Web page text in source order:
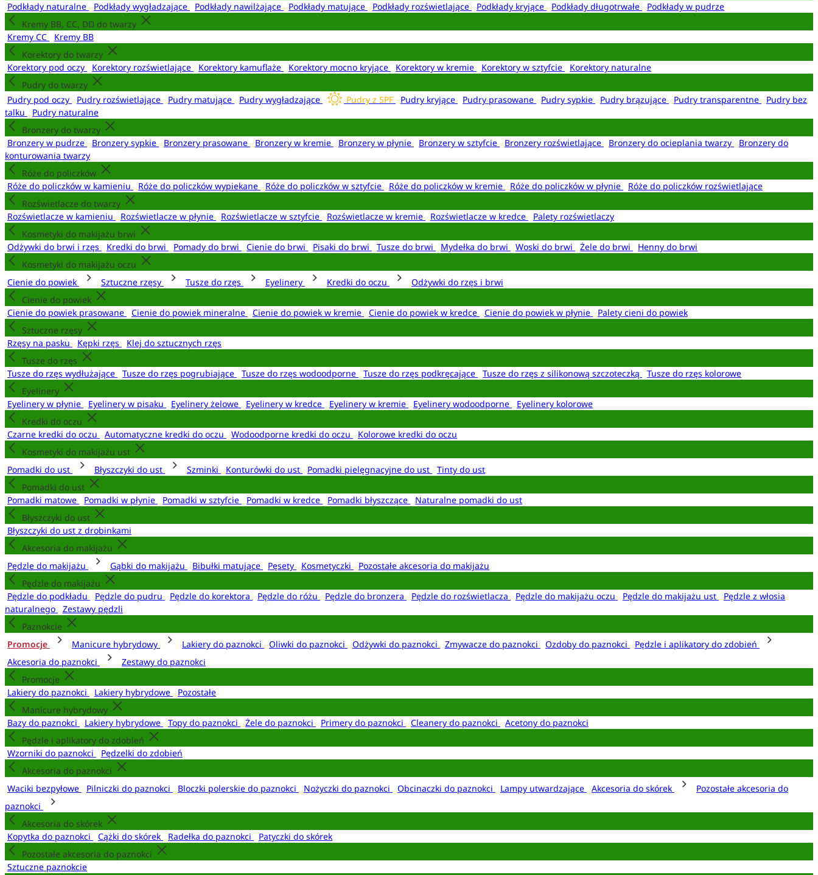
Podkłady naturalne
Podkłady wygładzające Podkłady nawilżające Podkłady matujące Podkłady rozświetlające Podkłady kryjące Podkłady długotrwałe
Podkłady w pudrze
Kremy BB, CC, DD do twarzy
Kremy CC
Kremy BB
Korektory do twarzy
Korektory pod oczy
Korektory rozświetlające Korektory kamuflaże Korektory mocno kryjące Korektory w kremie Korektory w sztyfcie
Korektory naturalne
Pudry do twarzy
Pudry pod oczy
Pudry rozświetlające Pudry matujące Pudry wygładzające Pudry z SPF Pudry kryjące Pudry prasowane Pudry sypkie Pudry brązujące Pudry transparentne
Pudry bez
talku
Pudry naturalne
Bronzery do twarzy
Bronzery w pudrze
Bronzery sypkie Bronzery prasowane Bronzery w kremie Bronzery w płynie Bronzery w sztyfcie Bronzery rozświetlające Bronzery do ocieplania twarzy
Bronzery do
konturowania twarzy
Róże do policzków
Róże do policzków w kamieniu
Róże do policzków wypiekane Róże do policzków w sztyfcie Róże do policzków w kremie Róże do policzków w płynie
Róże do policzków rozświetlające
Rozświetlacze do twarzy
Rozświetlacze w kamieniu
Rozświetlacze w płynie Rozświetlacze w sztyfcie Rozświetlacze w kremie Rozświetlacze w kredce
Palety rozświetlaczy
Kosmetyki do makijażu brwi
Odżywki do brwi i rzęs
Kredki do brwi Pomady do brwi Cienie do brwi Pisaki do brwi Tusze do brwi Mydełka do brwi Woski do brwi Żele do brwi
Henny do brwi
Kosmetyki do makijażu oczu
Cienie do powiek
Sztuczne rzęsy Tusze do rzęs Eyelinery Kredki do oczu
Odżywki do rzęs i brwi
Cienie do powiek
Cienie do powiek prasowane
Cienie do powiek mineralne Cienie do powiek w kremie Cienie do powiek w kredce Cienie do powiek w płynie
Palety cieni do powiek
Sztuczne rzęsy
Rzęsy na pasku
Kępki rzęs
Klej do sztucznych rzęs
Tusze do rzęs
Tusze do rzęs wydłużające
Tusze do rzęs pogrubiające Tusze do rzęs wodoodporne Tusze do rzęs podkręcające Tusze do rzęs z silikonową szczoteczką
Tusze do rzęs kolorowe
Eyelinery
Eyelinery w płynie
Eyelinery w pisaku Eyelinery żelowe Eyelinery w kredce Eyelinery w kremie Eyelinery wodoodporne
Eyelinery kolorowe
Kredki do oczu
Czarne kredki do oczu
Automatyczne kredki do oczu Wodoodporne kredki do oczu
Kolorowe kredki do oczu
Kosmetyki do makijażu ust
Pomadki do ust
Błyszczyki do ust Szminki Konturówki do ust Pomadki pielęgnacyjne do ust
Tinty do ust
Pomadki do ust
Pomadki matowe
Pomadki w płynie Pomadki w sztyfcie Pomadki w kredce Pomadki błyszczące
Naturalne pomadki do ust
Błyszczyki do ust
Błyszczyki do ust z drobinkami
Akcesoria do makijażu
Pędzle do makijażu
Gąbki do makijażu Bibułki matujące Pęsety Kosmetyczki
Pozostałe akcesoria do makijażu
Pędzle do makijażu
Pędzle do podkładu
Pędzle do pudru Pędzle do korektora Pędzle do różu Pędzle do bronzera Pędzle do rozświetlacza Pędzle do makijażu oczu Pędzle do makijażu ust
Pędzle z włosia
naturalnego
Zestawy pędzli
Paznokcie
Promocje
Manicure hybrydowy Lakiery do paznokci Oliwki do paznokci Odżywki do paznokci Zmywacze do paznokci Ozdoby do paznokci
Pędzle i aplikatory do zdobień
Akcesoria do paznokci
Zestawy do paznokci
Promocje
Lakiery do paznokci
Lakiery hybrydowe
Pozostałe
Manicure hybrydowy
Bazy do paznokci
Lakiery hybrydowe Topy do paznokci Żele do paznokci Primery do paznokci Cleanery do paznokci
Acetony do paznokci
Pędzle i aplikatory do zdobień
Wzorniki do paznokci
Pędzelki do zdobień
Akcesoria do paznokci
Waciki bezpyłowe
Pilniczki do paznokci Bloczki polerskie do paznokci Nożyczki do paznokci Obcinaczki do paznokci Lampy utwardzające Akcesoria do skórek
Pozostałe akcesoria do
paznokci
Akcesoria do skórek
Kopytka do paznokci
Cążki do skórek Radełka do paznokci
Patyczki do skórek
Pozostałe akcesoria do paznokci
Sztuczne paznokcie